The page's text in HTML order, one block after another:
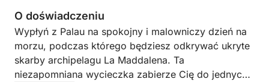
O doświadczeniu
Wypłyń z Palau na spokojny i malowniczy dzień na
morzu, podczas którego będziesz odkrywać ukryte
skarby archipelagu La Maddalena. Ta
niezapomniana wycieczka zabierze Cię do jednych